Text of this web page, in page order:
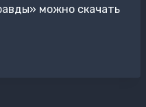
можно скачать